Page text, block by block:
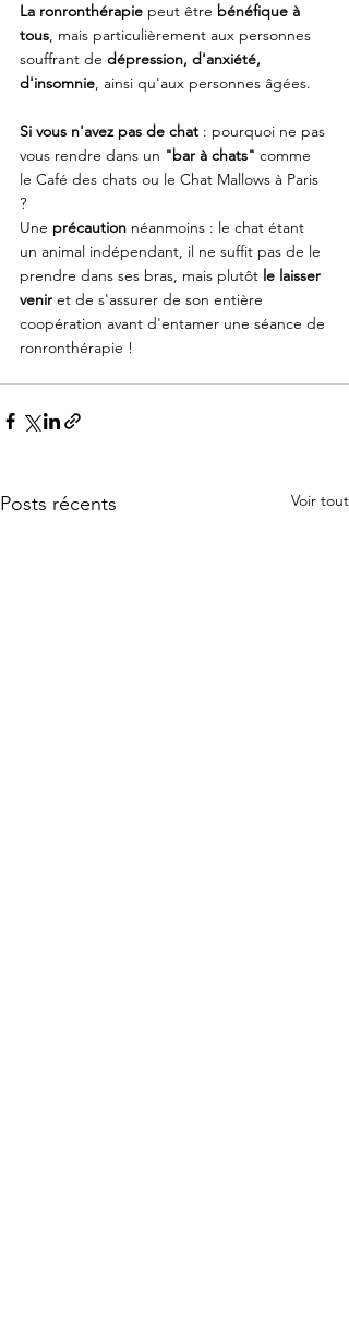
La ronronthérapie peut être bénéfique à
tous, mais particulièrement aux personnes
souffrant de dépression, d'anxiété,
d'insomnie, ainsi qu'aux personnes âgées.
Si vous n'avez pas de chat : pourquoi ne pas
vous rendre dans un "bar à chats" comme
le Café des chats ou le Chat Mallows à Paris
?
Une précaution néanmoins : le chat étant
un animal indépendant, il ne suffit pas de le
prendre dans ses bras, mais plutôt le laisser
venir et de s'assurer de son entière
coopération avant d'entamer une séance de
ronronthérapie !
Posts récents Voir tout